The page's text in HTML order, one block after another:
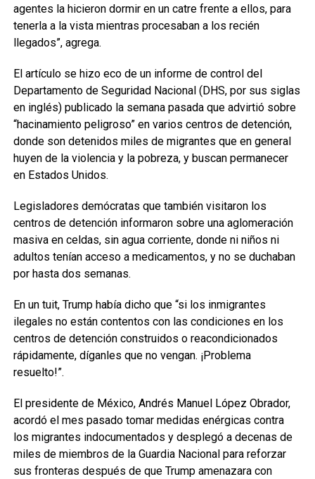
agentes la hicieron dormir en un catre frente a ellos, para
tenerla a la vista mientras procesaban a los recién
llegados”, agrega.
El artículo se hizo eco de un informe de control del
Departamento de Seguridad Nacional (DHS, por sus siglas
en inglés) publicado la semana pasada que advirtió sobre
“hacinamiento peligroso” en varios centros de detención,
donde son detenidos miles de migrantes que en general
huyen de la violencia y la pobreza, y buscan permanecer
en Estados Unidos.
Legisladores demócratas que también visitaron los
centros de detención informaron sobre una aglomeración
masiva en celdas, sin agua corriente, donde ni niños ni
adultos tenían acceso a medicamentos, y no se duchaban
por hasta dos semanas.
En un tuit, Trump había dicho que “si los inmigrantes
ilegales no están contentos con las condiciones en los
centros de detención construidos o reacondicionados
rápidamente, díganles que no vengan. ¡Problema
resuelto!”.
El presidente de México, Andrés Manuel López Obrador,
acordó el mes pasado tomar medidas enérgicas contra
los migrantes indocumentados y desplegó a decenas de
miles de miembros de la Guardia Nacional para reforzar
sus fronteras después de que Trump amenazara con